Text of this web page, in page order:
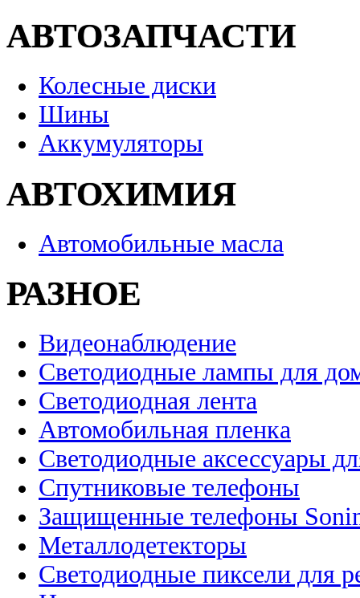
АВТОЗАПЧАСТИ
Колесные диски
Шины
Аккумуляторы
АВТОХИМИЯ
Автомобильные масла
РАЗНОЕ
Видеонаблюдение
Светодиодные лампы для
Светодиодная лента
Автомобильная пленка
Светодиодные аксессуары
Спутниковые телефоны
Защищенные телефоны
Металлодетекторы
Светодиодные пиксели для